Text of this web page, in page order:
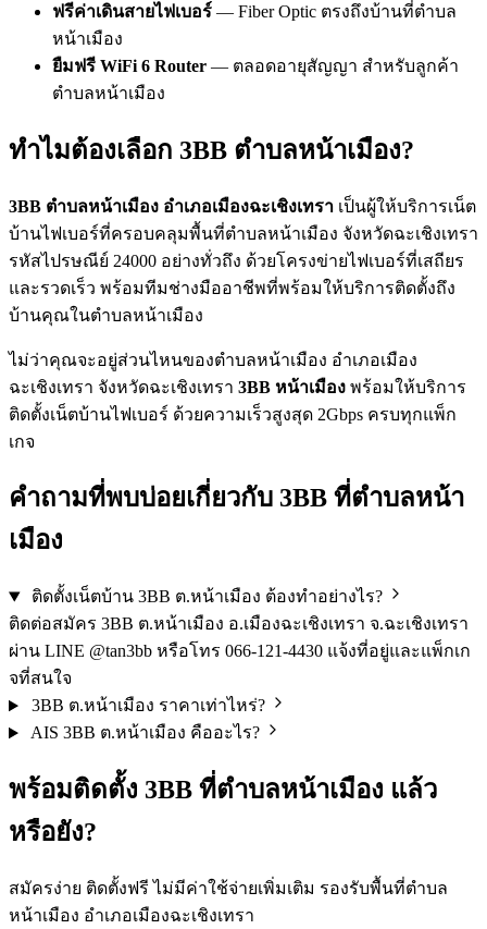
ฟรีค่าเดินสายไฟเบอร์ — Fiber Optic ตรงถึงบ้านที่ตำบล
หน้าเมือง
ยืมฟรี WiFi 6 Router — ตลอดอายุสัญญา สำหรับลูกค้า
ตำบลหน้าเมือง
ทำไมต้องเลือก 3BB ตำบลหน้าเมือง?
3BB ตำบลหน้าเมือง อำเภอเมืองฉะเชิงเทรา เป็นผู้ให้บริการเน็ต
บ้านไฟเบอร์ที่ครอบคลุมพื้นที่ตำบลหน้าเมือง จังหวัดฉะเชิงเทรา
รหัสไปรษณีย์ 24000 อย่างทั่วถึง ด้วยโครงข่ายไฟเบอร์ที่เสถียร
และรวดเร็ว พร้อมทีมช่างมืออาชีพที่พร้อมให้บริการติดตั้งถึง
บ้านคุณในตำบลหน้าเมือง
ไม่ว่าคุณจะอยู่ส่วนไหนของตำบลหน้าเมือง อำเภอเมือง
ฉะเชิงเทรา จังหวัดฉะเชิงเทรา 3BB หน้าเมือง พร้อมให้บริการ
ติดตั้งเน็ตบ้านไฟเบอร์ ด้วยความเร็วสูงสุด 2Gbps ครบทุกแพ็ก
เกจ
คำถามที่พบบ่อยเกี่ยวกับ 3BB ที่ตำบลหน้า
เมือง
ติดตั้งเน็ตบ้าน 3BB ต.หน้าเมือง ต้องทำอย่างไร?
ติดต่อสมัคร 3BB ต.หน้าเมือง อ.เมืองฉะเชิงเทรา จ.ฉะเชิงเทรา
ผ่าน LINE @tan3bb หรือโทร 066-121-4430 แจ้งที่อยู่และแพ็กเก
จที่สนใจ
3BB ต.หน้าเมือง ราคาเท่าไหร่?
AIS 3BB ต.หน้าเมือง คืออะไร?
พร้อมติดตั้ง 3BB ที่ตำบลหน้าเมือง แล้ว
หรือยัง?
สมัครง่าย ติดตั้งฟรี ไม่มีค่าใช้จ่ายเพิ่มเติม รองรับพื้นที่ตำบล
หน้าเมือง อำเภอเมืองฉะเชิงเทรา